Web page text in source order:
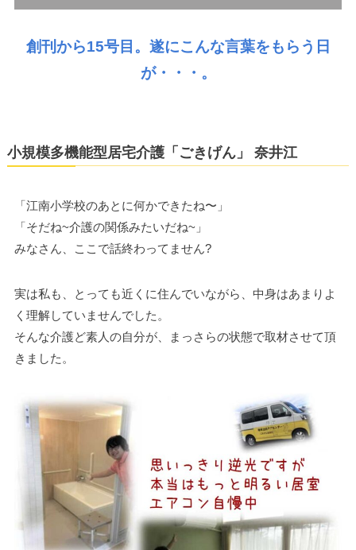
創刊から15号目。遂にこんな言葉をもらう日
が・・・。
小規模多機能型居宅介護「ごきげん」 奈井江
「江南小学校のあとに何かできたね〜」
「そだね~介護の関係みたいだね~」
みなさん、ここで話終わってません?
実は私も、とっても近くに住んでいながら、中身はあまりよ
く理解していませんでした。
そんな介護ど素人の自分が、まっさらの状態で取材させて頂
きました。